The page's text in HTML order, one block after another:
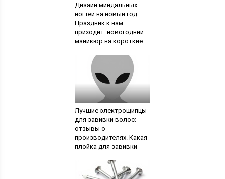
Дизайн миндальных
ногтей на новый год.
Праздник к нам
приходит: новогодний
маникюр на короткие
Лучшие электрощипцы
для завивки волос:
отзывы о
производителях. Какая
плойка для завивки
получились крупные
локоны